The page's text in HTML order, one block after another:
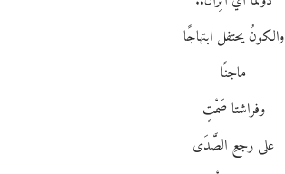
والكونُ يحتفل ابتهاجًا
ماجنًا
وفراشتا صَمْتٍ
على رجعِ الصَّدَى